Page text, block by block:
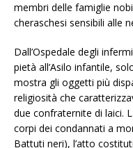
membri delle famiglie
cheraschesi sensibili alle
Dall’Ospedale degli
pietà all’Asilo infantile,
mostra gli oggetti più
religiosità che
due confraternite di laici.
corpi dei condannati a
Battuti neri), l’atto